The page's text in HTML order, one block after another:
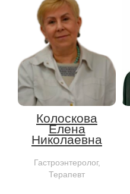
Колоскова
Елена
Николаевна
Гастроэнтеролог,
Терапевт